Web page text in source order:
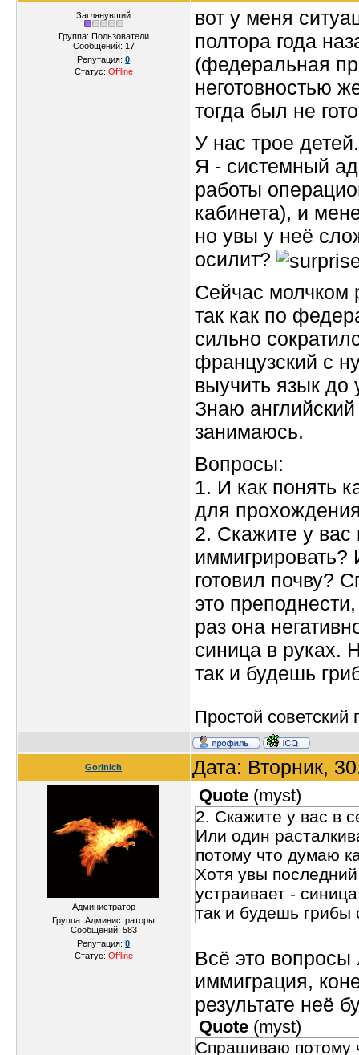
Заглянувший
Группа: Пользователи
Сообщений: 17
Репутация:0
Статус: Offline
вот у меня
полтора года
(федеральная
неготовностью
тогда был не
У нас трое
Я - системный
работы
кабинета), и
но увы у неё
осилит?
Сейчас молчком
так как по
сильно
французский с
выучить язык до
Знаю
занимаюсь.
Вопросы:
1. И как понять
для
2. Скажите у
иммигрировать?
готовил почву?
это
раз она
синица в руках.
так и будешь
Простой советский
Gorinich Дата: Вторник,
Администратор
Группа: Администраторы
Сообщений: 583
Репутация:0
Статус: Offline
Quote(myst)
2. Скажите у вас в
Или один
потому что думаю
Хотя увы
устраивает -
так и будешь
Всё это
иммиграция,
результате неё
Quote(myst)
Спрашиваю потому